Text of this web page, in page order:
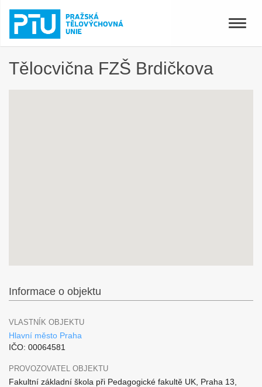
Toggle
Tělocvična FZŠ Brdičkova
Informace o objektu
VLASTNÍK OBJEKTU
Hlavní město Praha
IČO: 00064581
PROVOZOVATEL OBJEKTU
Fakultní základní škola při Pedagogické fakultě UK, Praha 13,